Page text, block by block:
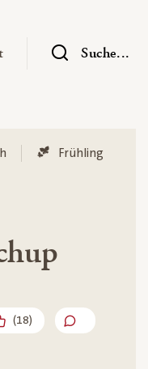
— UntermenüSuche...
Frühling
(18)